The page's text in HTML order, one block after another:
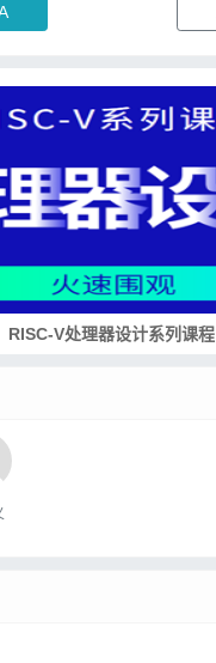
RISC-V处理器设计系列课程